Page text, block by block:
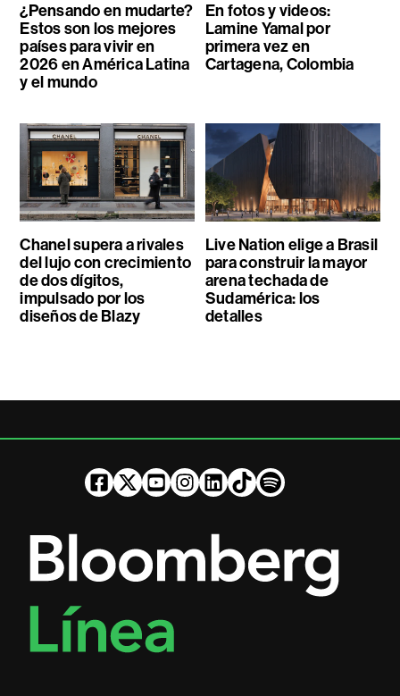
¿Pensando en mudarte?
Estos son los mejores
países para vivir en
2026 en América Latina
y el mundo
En fotos y videos:
Lamine Yamal por
primera vez en
Cartagena, Colombia
Chanel supera a rivales
del lujo con crecimiento
de dos dígitos,
impulsado por los
diseños de Blazy
Live Nation elige a Brasil
para construir la mayor
arena techada de
Sudamérica: los
detalles